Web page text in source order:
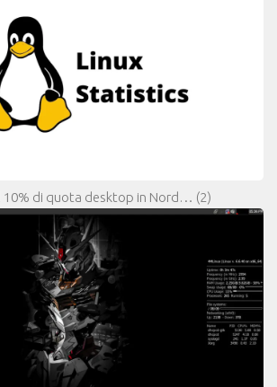
10% di quota desktop in Nord… (2)